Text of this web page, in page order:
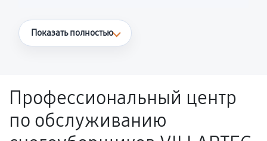
Что считается гарантийным случаем
Поломка установленной детали при
нормальной эксплуатации в течение
гарантийного срока.
Показать полностью
Профессиональный центр
по обслуживанию